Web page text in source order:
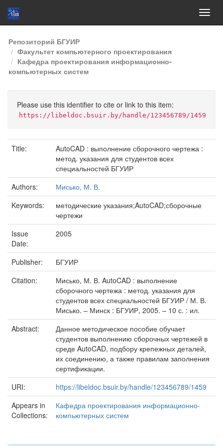
Skip
navigation
Репозиторий БГУИР
Факультет компьютерного проектирования
Кафедра проектирования информационно-
компьютерных систем
Please use this identifier to cite or link to this item:
https://libeldoc.bsuir.by/handle/123456789/1459
Title:
AutoCAD : выполнение сборочного чертежа :
метод. указания для студентов всех
специальностей БГУИР
Authors:
Мисько, М. В.
Keywords:
методические указания;AutoCAD;сборочные
чертежи
Issue
Date:
2005
Publisher:
БГУИР
Citation:
Мисько, М. В. AutoCAD : выполнение
сборочного чертежа : метод. указания для
студентов всех специальностей БГУИР / М. В.
Мисько. – Минск : БГУИР, 2005. – 10 с. : ил.
Abstract:
Данное методическое пособие обучает
студентов выполнению сборочных чертежей в
среде AutoCAD, подбору крепежных деталей,
их соединению, а также правилам заполнения
сертификации.
URI:
https://libeldoc.bsuir.by/handle/123456789/1459
Appears in
Collections:
Кафедра проектирования информационно-
компьютерных систем